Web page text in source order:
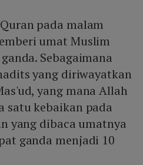
pada malam
umat Muslim
Sebagaimana
yang diriwayatkan
yang mana Allah
satu kebaikan pada
yang dibaca umatnya
ganda menjadi 10